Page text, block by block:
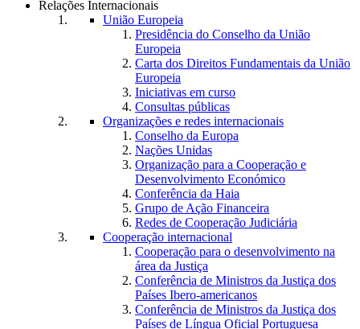
Relações Internacionais
União Europeia
Presidência do Conselho da União
Europeia
Carta dos Direitos Fundamentais da União
Europeia
Iniciativas em curso
Consultas públicas
Organizações e redes internacionais
Conselho da Europa
Nações Unidas
Organização para a Cooperação e
Desenvolvimento Económico
Conferência da Haia
Grupo de Ação Financeira
Redes de Cooperação Judiciária
Cooperação internacional
Cooperação para o desenvolvimento na
área da Justiça
Conferência de Ministros da Justiça dos
Países Ibero-americanos
Conferência de Ministros da Justiça dos
Países de Língua Oficial Portuguesa